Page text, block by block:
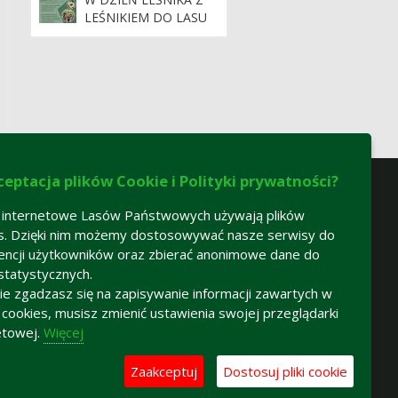
LEŚNIKIEM DO LASU
plików Cookie i Polityki prywatności?
Lasów Państwowych używają plików
Dzięki nim możemy dostosowywać nasze serwisy do
użytkowników oraz zbierać anonimowe dane do
zgadzasz się na zapisywanie informacji zawartych w
cookies, musisz zmienić ustawienia swojej przeglądarki
Więcej
Zaakceptuj Dostosuj pliki cookie